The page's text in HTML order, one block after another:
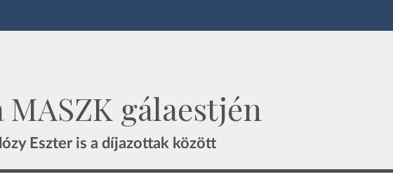
gálaestjén
Eszter is a díjazottak között